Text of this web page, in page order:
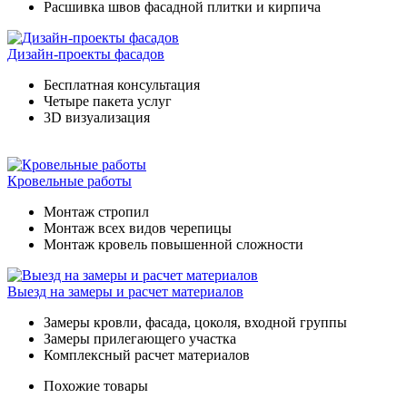
Расшивка швов фасадной плитки и кирпича
Дизайн-проекты фасадов
Бесплатная консультация
Четыре пакета услуг
3D визуализация
Кровельные работы
Монтаж стропил
Монтаж всех видов черепицы
Монтаж кровель повышенной сложности
Выезд на замеры и расчет материалов
Замеры кровли, фасада, цоколя, входной группы
Замеры прилегающего участка
Комплексный расчет материалов
Похожие товары